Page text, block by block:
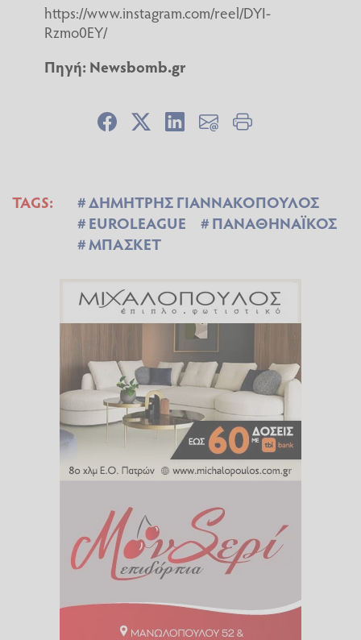
https://www.instagram.com/reel/DYI-
Rzmo0EY/
Πηγή: Newsbomb.gr
TAGS:
ΔΗΜΗΤΡΗΣ ΓΙΑΝΝΑΚΟΠΟΥΛΟΣ
EUROLEAGUE
ΠΑΝΑΘΗΝΑΪΚΟΣ
ΜΠΑΣΚΕΤ